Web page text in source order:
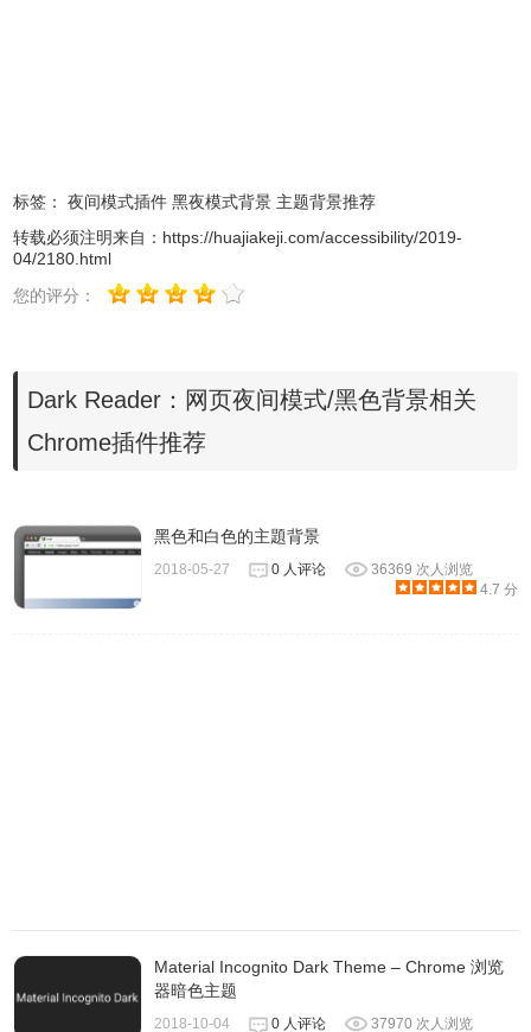
有的网站的配色本来就很美, 可以对特定网站禁用Dark
Reader
标签： 夜间模式插件 黑夜模式背景 主题背景推荐
转载必须注明来自： https://huajiakeji.com/accessibility/2019-
04/2180.html
您的评分：
Dark Reader：网页夜间模式/黑色背景相关
Chrome插件推荐
黑色和白色的主題背景
2018-05-27 0 人评论
36369 次人浏览
4.7 分
Material Incognito Dark Theme – Chrome 浏览
器暗色主题
2018-10-04 0 人评论 37970 次人浏览